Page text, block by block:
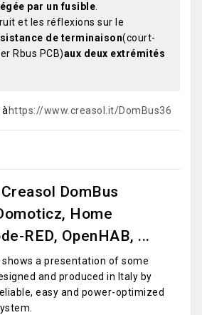
par un fusible.
et les réflexions sur le
de terminaison(court-
Rbus PCB)aux deux extrémités
àhttps://www.creasol.it/DomBus36
DomBus
Home
RED, OpenHAB, ...
a presentation of some
and produced in Italy by
easy and power-optimized